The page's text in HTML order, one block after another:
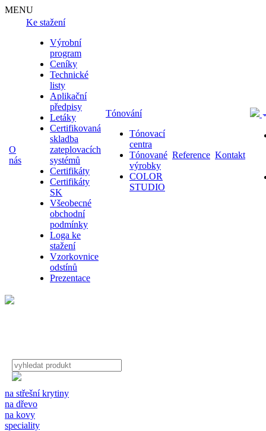
MENU
O
nás
Ke stažení
Výrobní
program
Ceníky
Technické
listy
Aplikační
předpisy
Letáky
Certifikovaná
skladba
zateplovacích
systémů
Certifikáty
Certifikáty
SK
Všeobecné
obchodní
podmínky
Loga ke
stažení
Vzorkovnice
odstínů
Prezentace
Tónování
Tónovací
centra
Tónované
výrobky
COLOR
STUDIO
Reference Kontakt
na střešní krytiny
na dřevo
na kovy
speciality